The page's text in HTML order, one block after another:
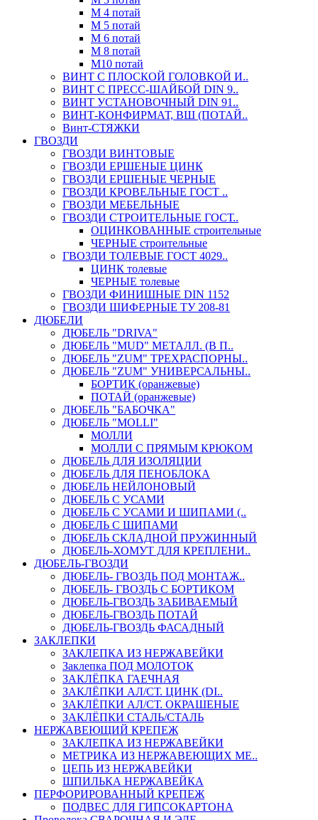
М 4 потай
М 5 потай
М 6 потай
М 8 потай
М10 потай
ВИНТ С ПЛОСКОЙ ГОЛОВКОЙ И..
ВИНТ С ПРЕСС-ШАЙБОЙ DIN 9..
ВИНТ УСТАНОВОЧНЫЙ DIN 91..
ВИНТ-КОНФИРМАТ, ВШ (ПОТАЙ..
Винт-СТЯЖКИ
ГВОЗДИ
ГВОЗДИ ВИНТОВЫЕ
ГВОЗДИ ЕРШЕНЫЕ ЦИНК
ГВОЗДИ ЕРШЕНЫЕ ЧЕРНЫЕ
ГВОЗДИ КРОВЕЛЬНЫЕ ГОСТ ..
ГВОЗДИ МЕБЕЛЬНЫЕ
ГВОЗДИ СТРОИТЕЛЬНЫЕ ГОСТ..
ОЦИНКОВАННЫЕ строительные
ЧЕРНЫЕ строительные
ГВОЗДИ ТОЛЕВЫЕ ГОСТ 4029..
ЦИНК толевые
ЧЕРНЫЕ толевые
ГВОЗДИ ФИНИШНЫЕ DIN 1152
ГВОЗДИ ШИФЕРНЫЕ ТУ 208-81
ДЮБЕЛИ
ДЮБЕЛЬ "DRIVA"
ДЮБЕЛЬ "MUD" МЕТАЛЛ. (В П..
ДЮБЕЛЬ "ZUM" ТРЕХРАСПОРНЫ..
ДЮБЕЛЬ "ZUM" УНИВЕРСАЛЬНЫ..
БОРТИК (оранжевые)
ПОТАЙ (оранжевые)
ДЮБЕЛЬ "БАБОЧКА"
ДЮБЕЛЬ "МOLLI"
МОЛЛИ
МОЛЛИ С ПРЯМЫМ КРЮКОМ
ДЮБЕЛЬ ДЛЯ ИЗОЛЯЦИИ
ДЮБЕЛЬ ДЛЯ ПЕНОБЛОКА
ДЮБЕЛЬ НЕЙЛОНОВЫЙ
ДЮБЕЛЬ С УСАМИ
ДЮБЕЛЬ С УСАМИ И ШИПАМИ (..
ДЮБЕЛЬ С ШИПАМИ
ДЮБЕЛЬ СКЛАДНОЙ ПРУЖИННЫЙ
ДЮБЕЛЬ-ХОМУТ ДЛЯ КРЕПЛЕНИ..
ДЮБЕЛЬ-ГВОЗДИ
ДЮБЕЛЬ- ГВОЗДЬ ПОД МОНТАЖ..
ДЮБЕЛЬ- ГВОЗДЬ С БОРТИКОМ
ДЮБЕЛЬ-ГВОЗДЬ ЗАБИВАЕМЫЙ
ДЮБЕЛЬ-ГВОЗДЬ ПОТАЙ
ДЮБЕЛЬ-ГВОЗДЬ ФАСАДНЫЙ
ЗАКЛЕПКИ
ЗАКЛЕПКА ИЗ НЕРЖАВЕЙКИ
Заклепка ПОД МОЛОТОК
ЗАКЛЁПКА ГАЕЧНАЯ
ЗАКЛЁПКИ АЛ/СТ. ЦИНК (DI..
ЗАКЛЁПКИ АЛ/СТ. ОКРАШЕНЫЕ
ЗАКЛЁПКИ СТАЛЬ/СТАЛЬ
НЕРЖАВЕЮЩИЙ КРЕПЕЖ
ЗАКЛЕПКА ИЗ НЕРЖАВЕЙКИ
МЕТРИКА ИЗ НЕРЖАВЕЮЩИХ МЕ..
ЦЕПЬ ИЗ НЕРЖАВЕЙКИ
ШПИЛЬКА НЕРЖАВЕЙКА
ПЕРФОРИРОВАННЫЙ КРЕПЕЖ
ПОДВЕС ДЛЯ ГИПСОКАРТОНА